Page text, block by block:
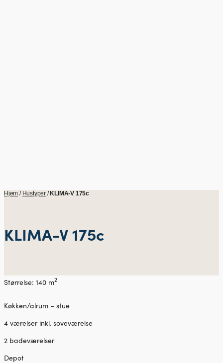
Hjem / Hustyper / KLIMA-V 175c
KLIMA-V 175c
Størrelse: 140 m2
Køkken/alrum – stue
4 værelser inkl. soveværelse
2 badeværelser
Depot